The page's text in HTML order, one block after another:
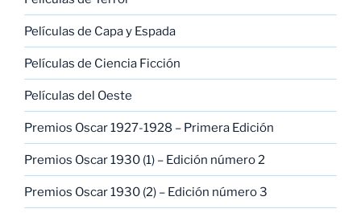
Películas de Capa y Espada
Películas de Ciencia Ficción
Películas del Oeste
Premios Oscar 1927-1928 – Primera Edición
Premios Oscar 1930 (1) – Edición número 2
Premios Oscar 1930 (2) – Edición número 3